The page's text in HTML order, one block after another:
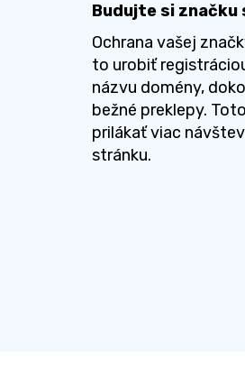
Budujte si značku
Ochrana vašej
to urobiť
názvu domény,
bežné preklepy.
prilákať viac
stránku.